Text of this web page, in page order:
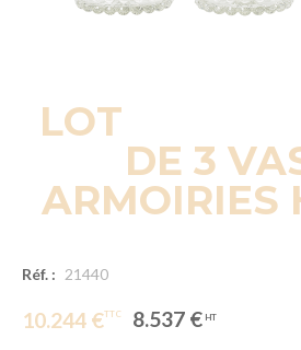
LOT
DE 3
ARMOIRIES
Réf. : 21440
10.244 € 8.537 €